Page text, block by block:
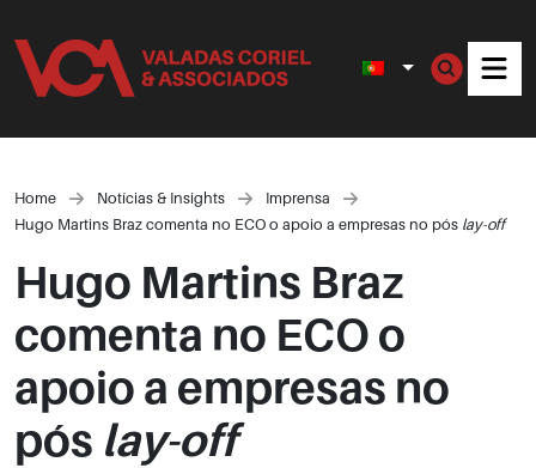
Home Notícias & Insights
Imprensa
Hugo Martins Braz comenta no ECO o apoio a empresas no pós lay-off
Hugo Martins Braz
comenta no ECO o
apoio a empresas no
pós lay-off